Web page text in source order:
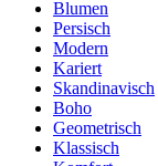
Blumen
Persisch
Modern
Kariert
Skandinavisch
Boho
Geometrisch
Klassisch